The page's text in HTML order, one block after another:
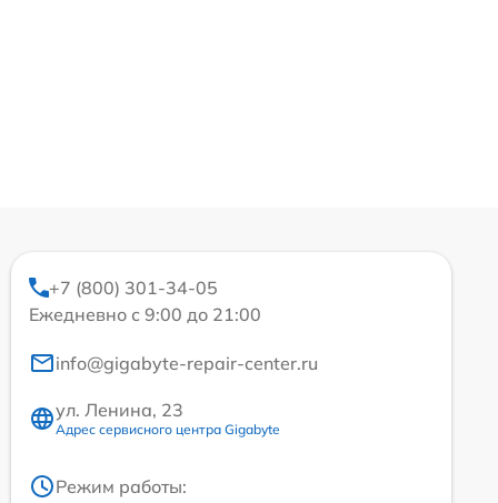
+7 (800) 301-34-05
Ежедневно с 9:00 до 21:00
info@gigabyte-repair-center.ru
ул. Ленина, 23
Адрес сервисного центра Gigabyte
Режим работы: